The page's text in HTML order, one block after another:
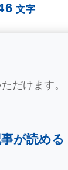
文字
だけます。
が読める